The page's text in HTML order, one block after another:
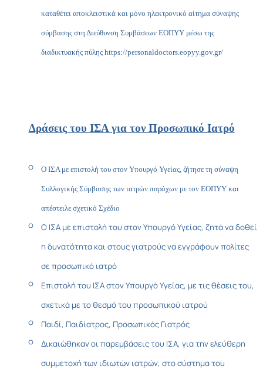
καταθέτει αποκλειστικά και μόνο ηλεκτρονικό αίτημα σύναψης
σύμβασης στη Διεύθυνση Συμβάσεων ΕΟΠΥΥ μέσω της
διαδικτυακής πύλης https://personaldoctors.eopyy.gov.gr/
Δράσεις του ΙΣΑ για τον Προσωπικό Ιατρό
Ο ΙΣΑ με επιστολή του στον Υπουργό Υγείας, ζήτησε τη σύναψη
Συλλογικής Σύμβασης των ιατρών παρόχων με τον ΕΟΠΥΥ και
απέστειλε σχετικό Σχέδιο
Ο ΙΣΑ με επιστολή του στον Υπουργό Υγείας, ζητά να δοθεί
η δυνατότητα και στους γιατρούς να εγγράφουν πολίτες
σε προσωπικό ιατρό
Επιστολή του ΙΣΑ στον Υπουργό Υγείας, με τις θέσεις του,
σχετικά με το θεσμό του προσωπικού ιατρού
Παιδί, Παιδίατρος, Προσωπικός Γιατρός
Δικαιώθηκαν οι παρεμβάσεις του ΙΣΑ, για την ελεύθερη
συμμετοχή των ιδιωτών ιατρών, στο σύστημα του